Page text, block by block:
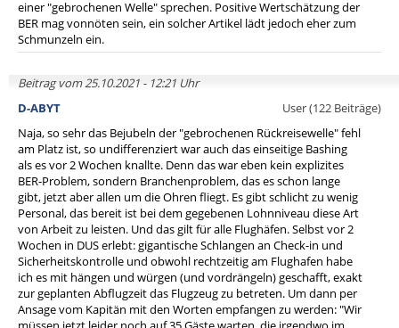
einer "gebrochenen Welle" sprechen. Positive Wertschätzung der
BER mag vonnöten sein, ein solcher Artikel lädt jedoch eher zum
Schmunzeln ein.
Beitrag vom 25.10.2021 - 12:21 Uhr
D-ABYT
User (122 Beiträge)
Naja, so sehr das Bejubeln der "gebrochenen Rückreisewelle" fehl
am Platz ist, so undifferenziert war auch das einseitige Bashing
als es vor 2 Wochen knallte. Denn das war eben kein explizites
BER-Problem, sondern Branchenproblem, das es schon lange
gibt, jetzt aber allen um die Ohren fliegt. Es gibt schlicht zu wenig
Personal, das bereit ist bei dem gegebenen Lohnniveau diese Art
von Arbeit zu leisten. Und das gilt für alle Flughäfen. Selbst vor 2
Wochen in DUS erlebt: gigantische Schlangen an Check-in und
Sicherheitskontrolle und obwohl rechtzeitig am Flughafen habe
ich es mit hängen und würgen (und vordrängeln) geschafft, exakt
zur geplanten Abflugzeit das Flugzeug zu betreten. Um dann per
Ansage vom Kapitän mit den Worten empfangen zu werden: "Wir